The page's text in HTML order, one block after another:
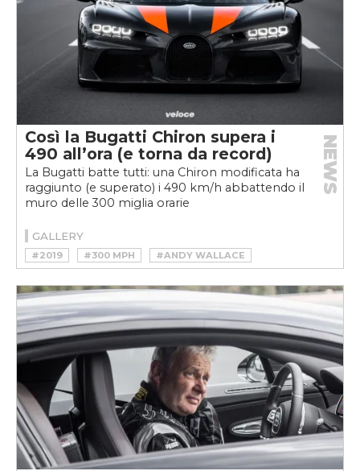
Così la Bugatti Chiron supera i
490 all’ora (e torna da record)
La Bugatti batte tutti: una Chiron modificata ha
raggiunto (e superato) i 490 km/h abbattendo il
muro delle 300 miglia orarie
NEWS
GALLERY
#2019 #300 MPH
#ANDY WALLACE
#BUGATTI
#CHIRON
#MOLSHEIM
#RECORD